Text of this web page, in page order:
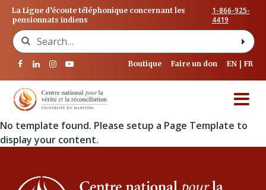
La Ligne d’écoute téléphonique concernant les
pensionnats indiens
1-866-925-
4419
Search for:
Boutique Faire un don EN FR
No template found. Please setup a Page Template to
display your content.